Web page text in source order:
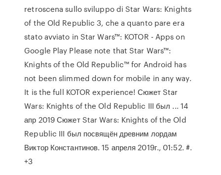
retroscena sullo sviluppo di Star Wars: Knights
of the Old Republic 3, che a quanto pare era
stato avviato in Star Wars™: KOTOR - Apps on
Google Play Please note that Star Wars™:
Knights of the Old Republic™ for Android has
not been slimmed down for mobile in any way.
It is the full KOTOR experience! Сюжет Star
Wars: Knights of the Old Republic III был ... 14
апр 2019 Сюжет Star Wars: Knights of the Old
Republic III был посвящён древним лордам
Виктор Константинов. 15 апреля 2019г., 01:52. #.
+3